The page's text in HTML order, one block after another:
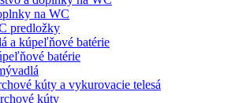
na WC
predložky
a kúpeľňové batérie
batérie
kúty a vykurovacie telesá
kúty